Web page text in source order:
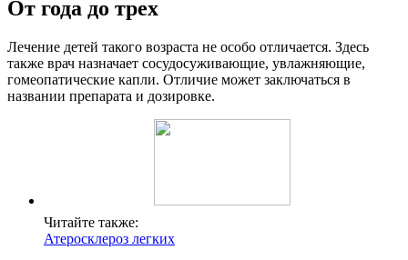
От года до трех
Лечение детей такого возраста не особо отличается. Здесь
также врач назначает сосудосуживающие, увлажняющие,
гомеопатические капли. Отличие может заключаться в
названии препарата и дозировке.
Читайте также:
Атеросклероз легких